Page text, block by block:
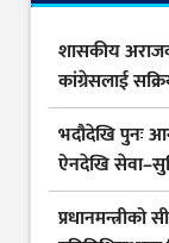
शासकीय
कांग्रेसलाई
भदौदेखि पुनः
ऐनदेखि
प्रधानमन्त्रीको